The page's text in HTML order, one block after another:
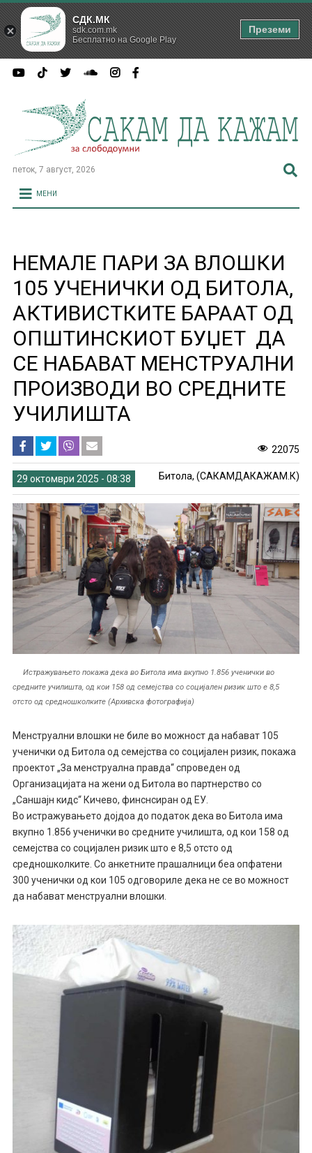
петок, 7 август, 2026
МЕНИ
НЕМАЛЕ ПАРИ ЗА ВЛОШКИ
105 УЧЕНИЧКИ ОД БИТОЛА,
АКТИВИСТКИТЕ БАРААТ ОД
ОПШТИНСКИОТ БУЏЕТ ДА
СЕ НАБАВАТ МЕНСТРУАЛНИ
ПРОИЗВОДИ ВО СРЕДНИТЕ
УЧИЛИШТА
22075
29 октомври 2025 - 08:38 Битола, (САКАМДАКАЖАМ.К)
Истражувањето покажа дека во Битола има вкупно 1.856 ученички во
средните училишта, од кои 158 од семејства со социјален ризик што е 8,5
отсто од средношколките (Архивска фотографија)
Менструални влошки не биле во можност да набават 105
ученички од Битола од семејства со социјален ризик, покажа
проектот „За менструална правда“ спроведен од
Организацијата на жени од Битола во партнерство со
„Саншајн кидс“ Кичево, финснсиран од ЕУ.
Во истражувањето дојдоа до податок дека во Битола има
вкупно 1.856 ученички во средните училишта, од кои 158 од
семејства со социјален ризик што е 8,5 отсто од
средношколките. Со анкетните прашалници беа опфатени
300 ученички од кои 105 одговориле дека не се во можност
да набават менструални влошки.
СДК.МК
sdk.com.mk
Бесплатно на Google Play
Преземи